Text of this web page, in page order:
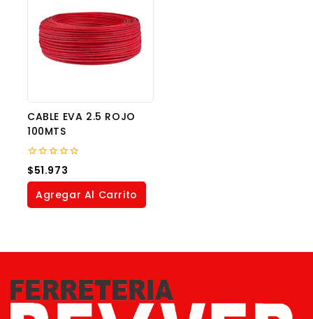
CABLE EVA 2.5 ROJO
100MTS
0
out
of
$51.973
Agregar Al Carrito